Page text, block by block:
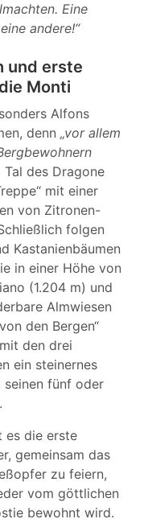
Eine
andere!“
und erste
Monti
Alfons
denn „vor allem
des Dragone
mit einer
von Zitronen-
folgen
Kastanienbäumen
in einer Höhe von
(1.204 m) und
Almwiesen
den Bergen“
den drei
ein steinernes
seinen fünf oder
es die erste
gemeinsam das
zu feiern,
vom göttlichen
bewohnt wird.